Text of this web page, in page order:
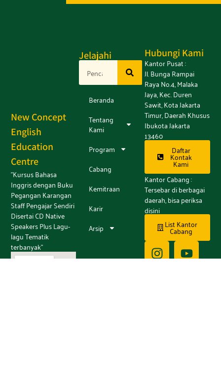
New Concept
English
Education
Centre
"Kursus Bahasa
Inggris dengan Buku
Pegangan Karangan
Staff Pengajar Sendiri
Disertai CD Native
Speakers Plus Lagu-
lagu Tematik
terbanyak"
Jelajahi
Beranda
Tentang
Kami
Program
Cabang
Kemitraan
Karir
Arsip
Hubungi Kami
Kantor Pusat :
Jl. Bunga Rampai
Raya No.4, Malaka
Jaya, Kec. Duren
Sawit, Kota Jakarta
Timur, Daerah Khusus
Ibukota Jakarta
13460
Daftar
Kontak
Kami
Kantor Cabang :
Tersebar di berbagai
daerah, bisa periksa
disini
List Kantor
Cabang